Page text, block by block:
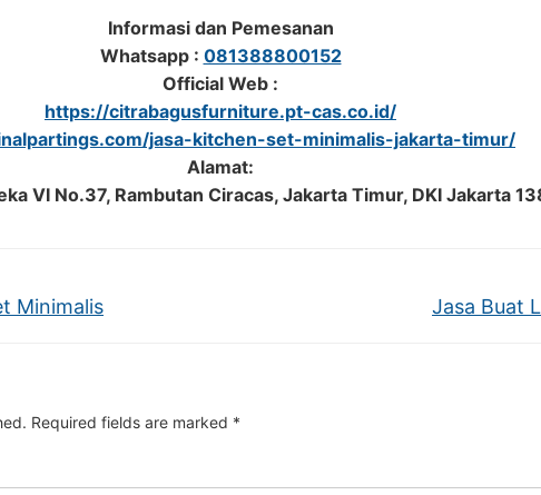
Informasi dan Pemesanan
Whatsapp : 081388800152
Official Web :
https://citrabagusfurniture.pt-cas.co.id/
jasa-kitchen-set-minimalis-jakarta-timur/
Alamat:
VI No.37, Rambutan Ciracas, Jakarta Timur, DKI Jakarta
Minimalis Jasa Buat
Required fields are marked *